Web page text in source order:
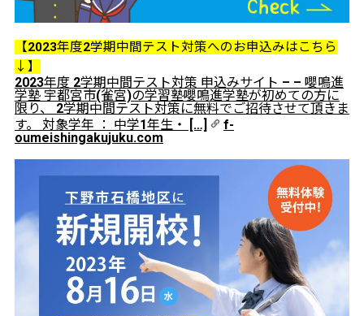
【2023年度2学期中間テスト対策へのお申込みはこちら
↓】
2023年度 2学期中間テスト対策 申込みサイト – – 嚶鳴進
学塾 宇都宮市(雀宮)の学習塾嚶鳴進学塾が初めての方に
限り、 2学期中間テスト対策に無料でご招待させて頂きま
す。 対象学年 ： 中学1年生・ […]
f-
oumeishingakujuku.com